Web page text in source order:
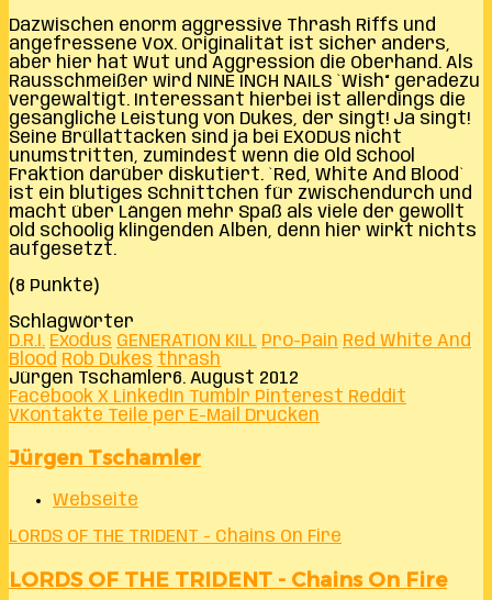
Dazwischen enorm aggressive Thrash Riffs und
angefressene Vox. Originalität ist sicher anders,
aber hier hat Wut und Aggression die Oberhand. Als
Rausschmeißer wird NINE INCH NAILS `Wish“ geradezu
vergewaltigt. Interessant hierbei ist allerdings die
gesangliche Leistung von Dukes, der singt! Ja singt!
Seine Brüllattacken sind ja bei EXODUS nicht
unumstritten, zumindest wenn die Old School
Fraktion darüber diskutiert. `Red, White And Blood`
ist ein blutiges Schnittchen für zwischendurch und
macht über Längen mehr Spaß als viele der gewollt
old schoolig klingenden Alben, denn hier wirkt nichts
aufgesetzt.
(8 Punkte)
Schlagwörter
D.R.I. Exodus GENERATION KILL Pro-Pain Red White And
Blood Rob Dukes thrash
Jürgen Tschamler6. August 2012
Facebook X LinkedIn Tumblr Pinterest Reddit
VKontakte Teile per E-Mail Drucken
Jürgen Tschamler
Webseite
LORDS OF THE TRIDENT - Chains On Fire
LORDS OF THE TRIDENT - Chains On Fire